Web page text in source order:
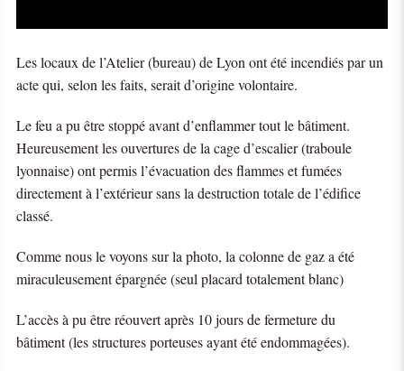
Les locaux de l’Atelier (bureau) de Lyon ont été incendiés par un
acte qui, selon les faits, serait d’origine volontaire.
Le feu a pu être stoppé avant d’enflammer tout le bâtiment.
Heureusement les ouvertures de la cage d’escalier (traboule
lyonnaise) ont permis l’évacuation des flammes et fumées
directement à l’extérieur sans la destruction totale de l’édifice
classé.
Comme nous le voyons sur la photo, la colonne de gaz a été
miraculeusement épargnée (seul placard totalement blanc)
L’accès à pu être réouvert après 10 jours de fermeture du
bâtiment (les structures porteuses ayant été endommagées).